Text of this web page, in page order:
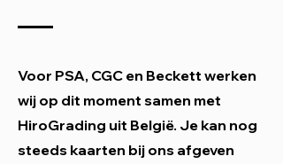
Voor PSA, CGC en Beckett werken
wij op dit moment samen met
HiroGrading uit België. Je kan nog
steeds kaarten bij ons afgeven